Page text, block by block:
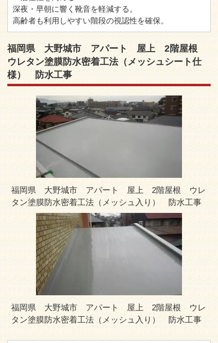
深夜・早朝に響く靴音を軽減する。
高齢者も利用しやすい階段の視認性を確保。
福岡県 大野城市 アパート 屋上 2階屋根
ウレタン塗膜防水密着工法（メッシュシート仕
様） 防水工事
福岡県 大野城市 アパート 屋上 2階屋根 ウレ
タン塗膜防水密着工法（メッシュ入り） 防水工事
福岡県 大野城市 アパート 屋上 2階屋根 ウレ
タン塗膜防水密着工法（メッシュ入り） 防水工事